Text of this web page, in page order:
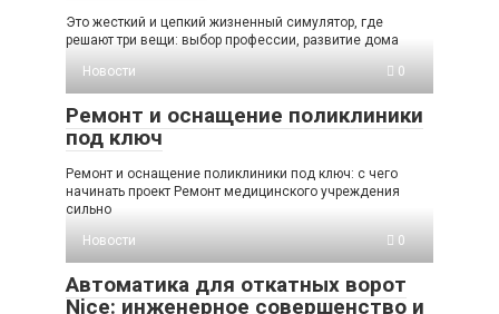
Это жесткий и цепкий жизненный симулятор, где
решают три вещи: выбор профессии, развитие дома
Новости
0
Ремонт и оснащение поликлиники
под ключ
Ремонт и оснащение поликлиники под ключ: с чего
начинать проект Ремонт медицинского учреждения
сильно
Новости
0
Автоматика для откатных ворот
Nice: инженерное совершенство и